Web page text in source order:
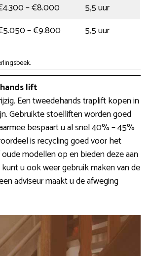
– €8.000
5,5 uur
– €9.800 5,5 uur
lift
Een tweedehands traplift kopen in
Gebruikte stoelliften worden goed
bespaart u al snel 40% – 45%
is recycling goed voor het
modellen op en bieden deze aan
u ook weer gebruik maken van de
adviseur maakt u de afweging